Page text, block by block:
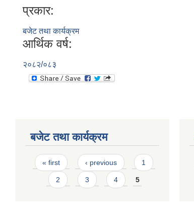
प्रकार:
बजेट तथा कार्यक्रम
आर्थिक वर्ष:
२०८२/०८३
बजेट तथा कार्यक्रम
Pages
« first ‹ previous 1
2 3 4 5